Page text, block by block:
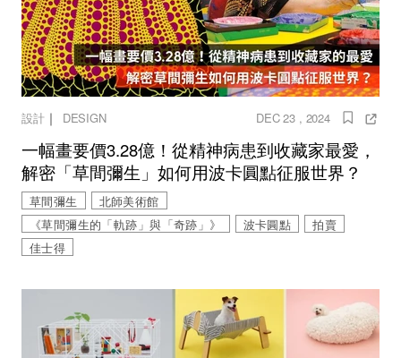
設計｜ DESIGN DEC 23 , 2024
一幅畫要價3.28億！從精神病患到收藏家最愛，
解密「草間彌生」如何用波卡圓點征服世界？
草間彌生
北師美術館
《草間彌生的「軌跡」與「奇跡」》
波卡圓點
拍賣
佳士得